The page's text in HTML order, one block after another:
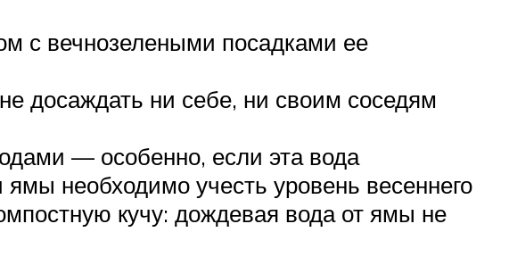
с вечнозелеными посадками ее
досаждать ни себе, ни своим соседям
— особенно, если эта вода
необходимо учесть уровень весеннего
кучу: дождевая вода от ямы не